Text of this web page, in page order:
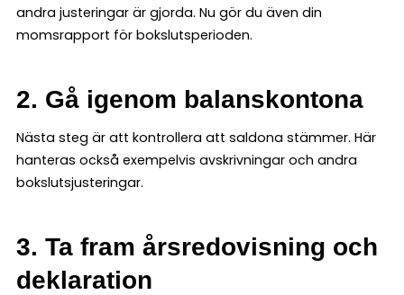
andra justeringar är gjorda. Nu gör du även din
momsrapport för bokslutsperioden.
2. Gå igenom balanskontona
Nästa steg är att kontrollera att saldona stämmer. Här
hanteras också exempelvis avskrivningar och andra
bokslutsjusteringar.
3. Ta fram årsredovisning och
deklaration